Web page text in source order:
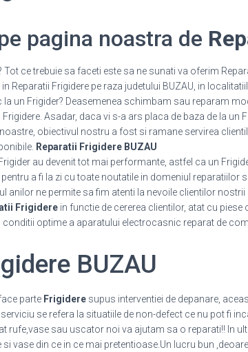
pagina noastra de
ce trebuie sa faceti este sa ne sunati va oferim
Reparatii Frigidere pe raza judetului BUZAU, in
un Frigider? Deasemenea schimbam sau reparam
Asadar, daca vi s-a ars placa de baza de la un
obiectivul nostru a fost si ramane servirea
Reparatii Frigidere BUZAU
au devenit tot mai performante, astfel ca un
a fi la zi cu toate noutatile in domeniul reparatiilor
anilor ne permite sa fim atenti la nevoile clientilor
Frigiderein functie de cererea clientilor, atat cu
optime a aparatului electrocasnic reparat de
BUZAU
parte Frigideresupus interventiei de depanare,
se refera la situatiile de non-defect ce nu pot fi
rufe,vase sau uscator noi va ajutam sa o reparati!! In
vase din ce in ce mai pretentioase.Un lucru bun